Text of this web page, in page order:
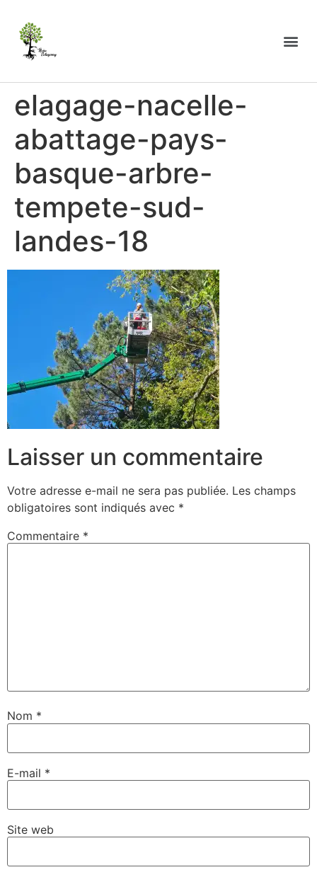
elagage-nacelle-
abattage-pays-
basque-arbre-
tempete-sud-
landes-18
Laisser un commentaire
Votre adresse e-mail ne sera pas publiée. Les champs
obligatoires sont indiqués avec *
Commentaire *
Nom *
E-mail *
Site web